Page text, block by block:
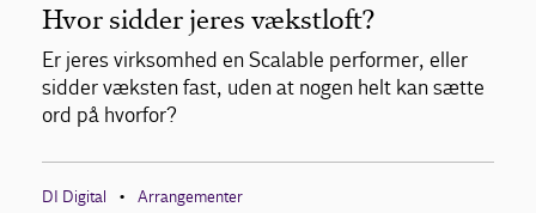
Hvor sidder jeres vækstloft?
Er jeres virksomhed en Scalable performer, eller
sidder væksten fast, uden at nogen helt kan sætte
ord på hvorfor?
DI Digital • Arrangementer